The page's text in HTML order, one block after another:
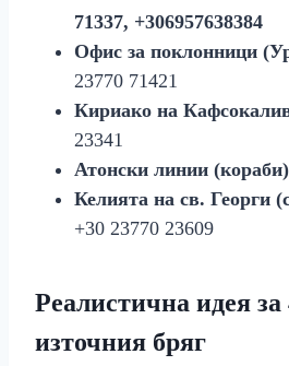
71337, +306957638384
Офис за поклонници
23770 71421
Кириако на
23341
Атонски линии
Келията на св. Георги
+30 23770 23609
Реалистична идея за
източния бряг